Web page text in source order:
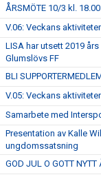
ÅRSMÖTE 10/3 kl. 18.00
V.06: Veckans aktiviteter
LISA har utsett 2019
Glumslövs FF
BLI
V.05: Veckans aktiviteter
Samarbete med
Presentation av Kalle
ungdomssatsning
GOD JUL O GOTT NYTT